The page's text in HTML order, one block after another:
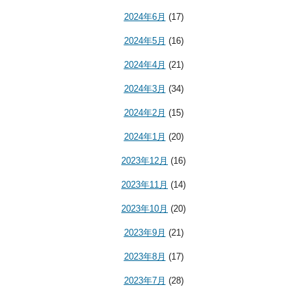
2024年6月 (17)
2024年5月 (16)
2024年4月 (21)
2024年3月 (34)
2024年2月 (15)
2024年1月 (20)
2023年12月 (16)
2023年11月 (14)
2023年10月 (20)
2023年9月 (21)
2023年8月 (17)
2023年7月 (28)